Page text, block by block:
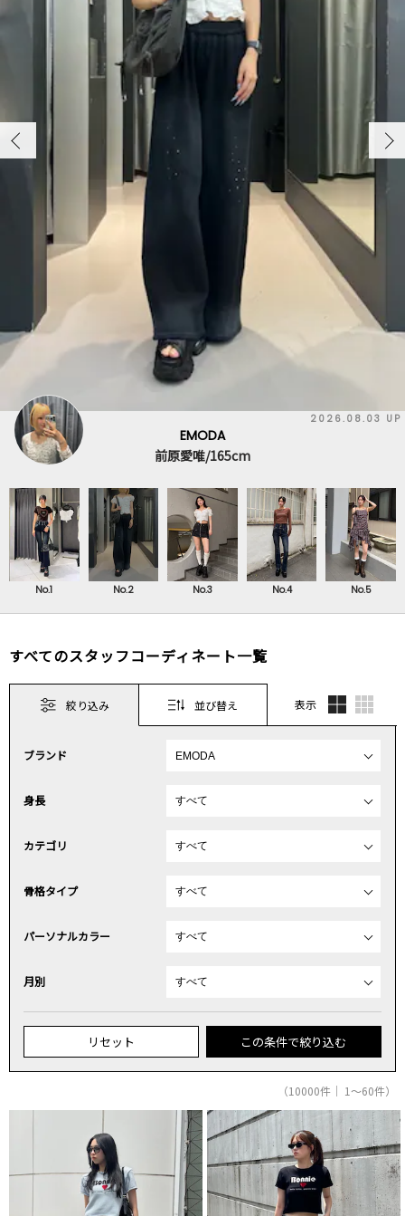
2026.08.03 UP
EMODA
前原愛唯/165cm
No.1 No.2 No.3 No.4 No.5
すべてのスタッフコーディネート一覧
絞り込み 並び替え 表示
ブランド
身長
カテゴリ
骨格タイプ
パーソナルカラー
月別
リセット この条件で絞り込む
（10000件｜ 1～60件）